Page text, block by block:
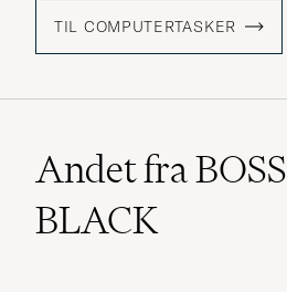
TIL COMPUTERTASKER
Andet fra BOSS
BLACK